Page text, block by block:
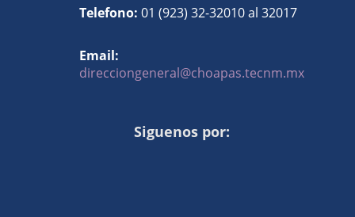
Telefono: 01 (923) 32-32010 al 32017
Email:
direcciongeneral@choapas.tecnm.mx
Siguenos por: